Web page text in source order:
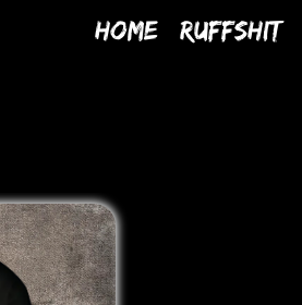
Home Ruffshit